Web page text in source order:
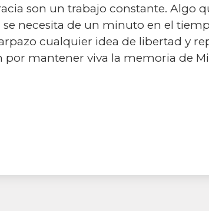
son un trabajo constante. Algo
se necesita de un minuto en el
cualquier idea de libertad y
por mantener viva la memoria de